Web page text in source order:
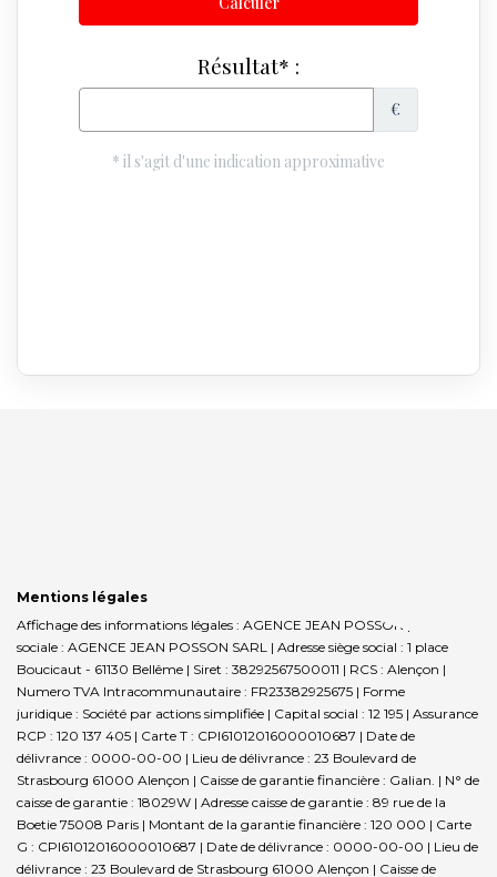
Mentions légales
Affichage des informations légales : AGENCE JEAN POSSON | Raison
sociale : AGENCE JEAN POSSON SARL | Adresse siège social : 1 place
Boucicaut - 61130 Bellême | Siret : 38292567500011 | RCS : Alençon |
Numero TVA Intracommunautaire : FR23382925675 | Forme
juridique : Société par actions simplifiée | Capital social : 12 195 | Assurance
RCP : 120 137 405 | Carte T : CPI61012016000010687 | Date de
délivrance : 0000-00-00 | Lieu de délivrance : 23 Boulevard de
Strasbourg 61000 Alençon | Caisse de garantie financière : Galian. | N° de
caisse de garantie : 18029W | Adresse caisse de garantie : 89 rue de la
Boetie 75008 Paris | Montant de la garantie financière : 120 000 | Carte
G : CPI61012016000010687 | Date de délivrance : 0000-00-00 | Lieu de
délivrance : 23 Boulevard de Strasbourg 61000 Alençon | Caisse de